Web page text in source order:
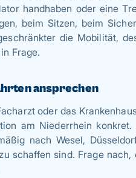
handhaben oder eine
beim Sitzen, beim
die Mobilität,
Frage.
ansprechen
oder das
am Niederrhein konkret.
nach Wesel,
schaffen sind. Frage nach,